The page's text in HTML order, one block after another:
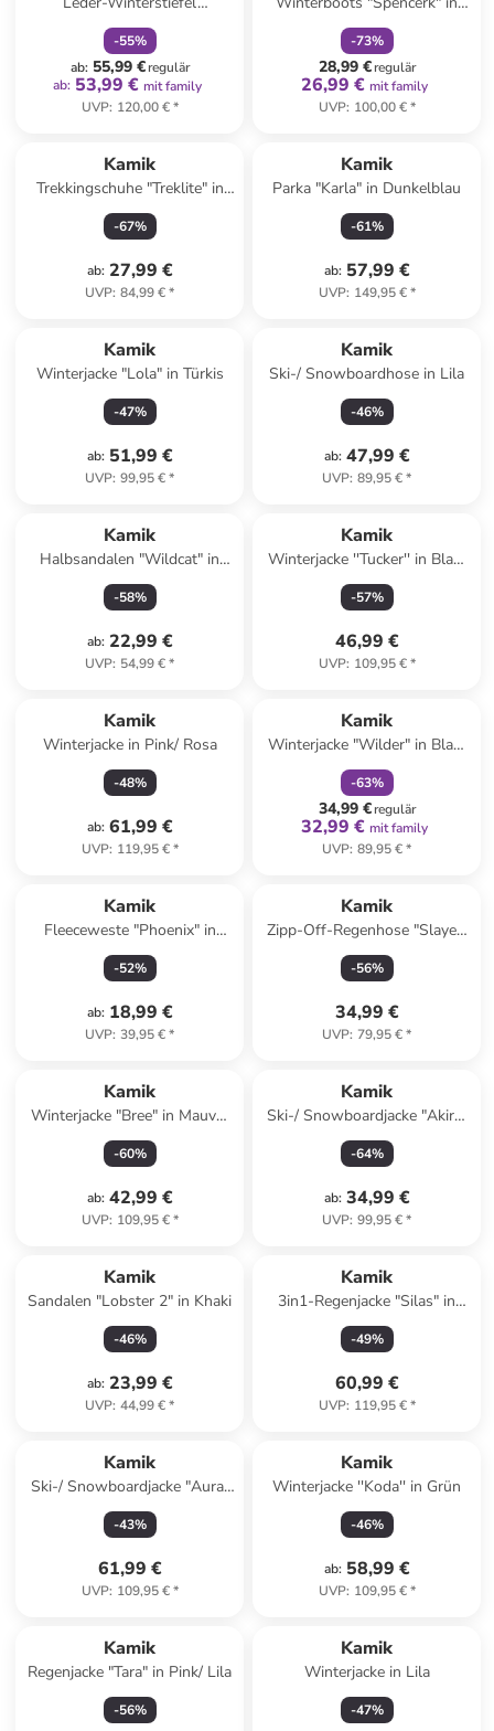
"Roguemid" in Hellbraun
-55%
ab: 55,99 €regulär
ab: 53,99 € mit family
UVP: 120,00 €*
Blau
-73%
28,99 €regulär
26,99 € mit family
UVP: 100,00 €*
Kamik
Trekkingschuhe "Treklite" in
Grau
-67%
ab: 27,99 €
UVP: 84,99 €*
Kamik
Parka "Karla" in Dunkelblau
-61%
ab: 57,99 €
UVP: 149,95 €*
Kamik
Winterjacke "Lola" in Türkis
-47%
ab: 51,99 €
UVP: 99,95 €*
Kamik
Ski-/ Snowboardhose in Lila
-46%
ab: 47,99 €
UVP: 89,95 €*
Kamik
Halbsandalen "Wildcat" in
Schwarz
-58%
ab: 22,99 €
UVP: 54,99 €*
Kamik
Winterjacke ''Tucker'' in Blau/
Schwarz
-57%
46,99 €
UVP: 109,95 €*
Kamik
Winterjacke in Pink/ Rosa
-48%
ab: 61,99 €
UVP: 119,95 €*
Kamik
Winterjacke "Wilder" in Blau/
Dunkelblau
-63%
34,99 €regulär
32,99 € mit family
UVP: 89,95 €*
Kamik
Fleeceweste "Phoenix" in
Grün
-52%
ab: 18,99 €
UVP: 39,95 €*
Kamik
Zipp-Off-Regenhose "Slayer"
in Fuchsia
-56%
34,99 €
UVP: 79,95 €*
Kamik
Winterjacke "Bree" in Mauve/
Rosa
-60%
ab: 42,99 €
UVP: 109,95 €*
Kamik
Ski-/ Snowboardjacke "Akira"
in Lila
-64%
ab: 34,99 €
UVP: 99,95 €*
Kamik
Sandalen "Lobster 2" in Khaki
-46%
ab: 23,99 €
UVP: 44,99 €*
Kamik
3in1-Regenjacke "Silas" in
Braun/ Blau
-49%
60,99 €
UVP: 119,95 €*
Kamik
Ski-/ Snowboardjacke "Aura"
in Mauve
-43%
61,99 €
UVP: 109,95 €*
Kamik
Winterjacke ''Koda'' in Grün
-46%
ab: 58,99 €
UVP: 109,95 €*
Kamik
Regenjacke "Tara" in Pink/ Lila
-56%
Kamik
Winterjacke in Lila
-47%